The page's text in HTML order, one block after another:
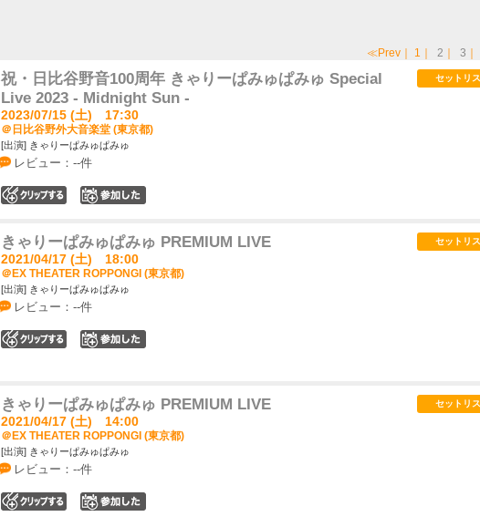
≪Prev ｜ 1 ｜ 2 ｜ 3 ｜
祝・日比谷野音100周年 きゃりーぱみゅぱみゅ Special
Live 2023 - Midnight Sun -
2023/07/15 (土) 17:30
＠日比谷野外大音楽堂 (東京都)
[出演] きゃりーぱみゅぱみゅ
レビュー：--件
セットリ
きゃりーぱみゅぱみゅ PREMIUM LIVE
2021/04/17 (土) 18:00
＠EX THEATER ROPPONGI (東京都)
[出演] きゃりーぱみゅぱみゅ
レビュー：--件
セットリ
きゃりーぱみゅぱみゅ PREMIUM LIVE
2021/04/17 (土) 14:00
＠EX THEATER ROPPONGI (東京都)
[出演] きゃりーぱみゅぱみゅ
レビュー：--件
セットリ